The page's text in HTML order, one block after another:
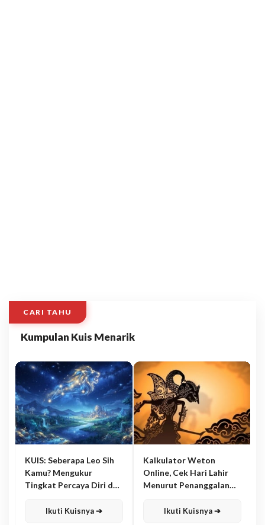
CARI TAHU
Kumpulan Kuis Menarik
KUIS: Seberapa Leo Sih
Kamu? Mengukur
Tingkat Percaya Diri dan
Ikuti Kuisnya ➔
Kalkulator Weton
Online, Cek Hari Lahir
Menurut Penanggalan
Ikuti Kuisnya ➔